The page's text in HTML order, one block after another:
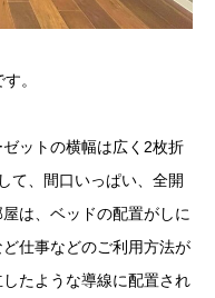
。
ットの横幅は広く2枚折
て、間口いっぱい、全開
は、ベッドの配置がしに
仕事などのご利用方法が
たような導線に配置され